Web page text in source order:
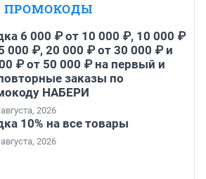
ПРОМОКОДЫ
6 000 ₽ от 10 000 ₽, 10 000 ₽
000 ₽, 20 000 ₽ от 30 000 ₽ и
₽ от 50 000 ₽ на первый и
заказы по
НАБЕРИ
2026
10% на все товары
2026